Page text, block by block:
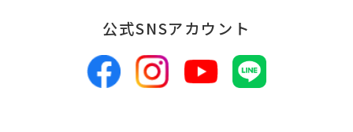
報は、適切かつ慎重に管理し、漏洩、改
ざん、紛失等がないよう適正な管理に努
めます。当社において安全管理のために
講じている措置の内容については、本プ
公式SNSアカウント